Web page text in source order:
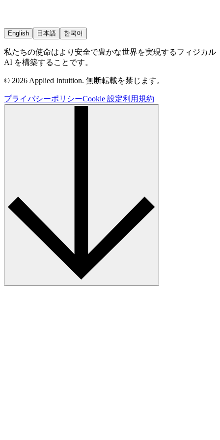
English 日本語 한국어
私たちの使命はより安全で豊かな世界を実現するフィジカル
AI を構築することです。
© 2026 Applied Intuition. 無断転載を禁じます。
プライバシーポリシーCookie 設定利用規約